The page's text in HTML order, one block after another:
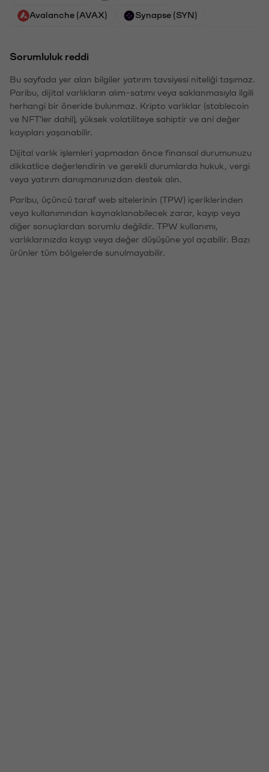
Avalanche (AVAX) Synapse (SYN)
Sorumluluk reddi
Bu sayfada yer alan bilgiler yatırım tavsiyesi niteliği taşımaz.
Paribu, dijital varlıkların alım-satımı veya saklanmasıyla ilgili
herhangi bir öneride bulunmaz. Kripto varlıklar (stablecoin
ve NFT'ler dahil), yüksek volatiliteye sahiptir ve ani değer
kayıpları yaşanabilir.
Dijital varlık işlemleri yapmadan önce finansal durumunuzu
dikkatlice değerlendirin ve gerekli durumlarda hukuk, vergi
veya yatırım danışmanınızdan destek alın.
Paribu, üçüncü taraf web sitelerinin (TPW) içeriklerinden
veya kullanımından kaynaklanabilecek zarar, kayıp veya
diğer sonuçlardan sorumlu değildir. TPW kullanımı,
varlıklarınızda kayıp veya değer düşüşüne yol açabilir. Bazı
ürünler tüm bölgelerde sunulmayabilir.